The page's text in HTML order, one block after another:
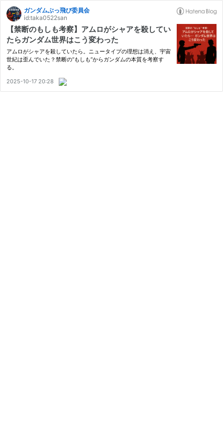
ガンダムぶっ飛び委員会
id:taka0522san
【禁断のもしも考察】アムロがシャアを殺してい
たらガンダム世界はこう変わった
アムロがシャアを殺していたら。ニュータイプの理想は消え、宇宙
世紀は歪んでいた？禁断の“もしも”からガンダムの本質を考察す
る。
2025-10-17 20:28